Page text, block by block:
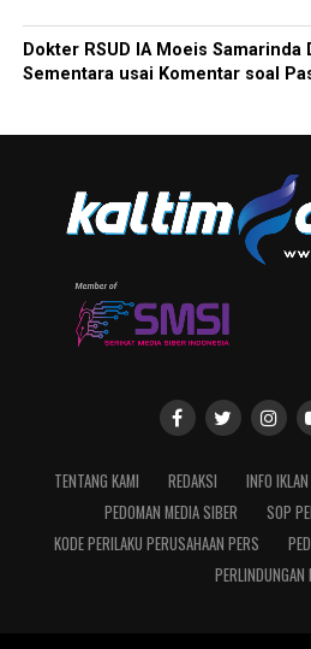
Dokter RSUD IA Moeis
Sementara usai Komentar soal
TENTANG KAMI REDAKSI INFO IKLAN
PEDOMAN MEDIA SIBER
SOP
KODE PERILAKU PERUSAHAAN PERS
PERLINDUNGAN